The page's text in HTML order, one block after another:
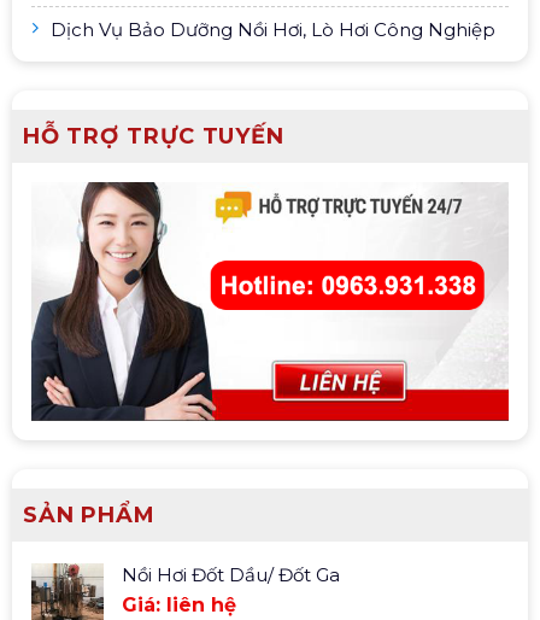
Dịch Vụ Bảo Dưỡng Nồi Hơi, Lò Hơi Công Nghiệp
HỖ TRỢ TRỰC TUYẾN
SẢN PHẨM
Nồi Hơi Đốt Dầu/ Đốt Ga
Giá: liên hệ